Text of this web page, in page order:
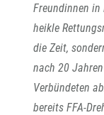
Freundinnen
heikle
die Zeit,
nach 20
Verbündeten
bereits FFA-